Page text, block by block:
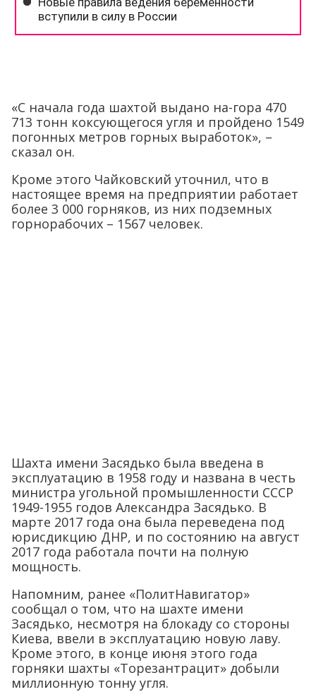
«С начала года шахтой выдано на-гора 470
713 тонн коксующегося угля и пройдено 1549
погонных метров горных выработок», –
сказал он.
Кроме этого Чайковский уточнил, что в
настоящее время на предприятии работает
более 3 000 горняков, из них подземных
горнорабочих – 1567 человек.
Шахта имени Засядько была введена в
эксплуатацию в 1958 году и названа в честь
министра угольной промышленности СССР
1949-1955 годов Александра Засядько. В
марте 2017 года она была переведена под
юрисдикцию ДНР, и по состоянию на август
2017 года работала почти на полную
мощность.
Напомним, ранее «ПолитНавигатор»
сообщал о том, что на шахте имени
Засядько, несмотря на блокаду со стороны
Киева, ввели в эксплуатацию новую лаву.
Кроме этого, в конце июня этого года
горняки шахты «Торезантрацит» добыли
миллионную тонну угля.